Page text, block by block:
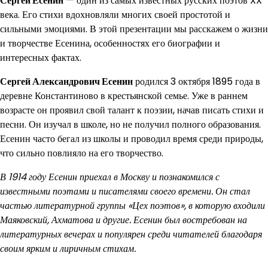
века. Его стихи вдохновляли многих своей простотой и
сильными эмоциями. В этой презентации мы расскажем о жизни
и творчестве Есенина, особенностях его биографии и
интересных фактах.
Сергей Александрович Есенинродился 3 октября 1895 года в
деревне Константиново в крестьянской семье. Уже в раннем
возрасте он проявил свой талант к поэзии, начав писать стихи и
песни. Он изучал в школе, но не получил полного образования.
Есенин часто бегал из школы и проводил время среди природы,
что сильно повлияло на его творчество.
В 1914 году Есенин приехал в Москву и познакомился с
известными поэтами и писателями своего времени. Он стал
частью литературной группы «Цех поэтов», в которую входили
Маяковский, Ахматова и другие. Есенин был востребован на
литературных вечерах и популярен среди читателей благодаря
своим ярким и лиричным стихам.